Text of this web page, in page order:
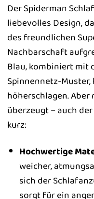
Der Spiderman
liebevolles Design,
des freundlichen
Nachbarschaft
Blau, kombiniert mit
Spinnennetz-
höherschlagen.
überzeugt – auch
kurz:
Hochwertige
weicher,
sich der
sorgt für ein